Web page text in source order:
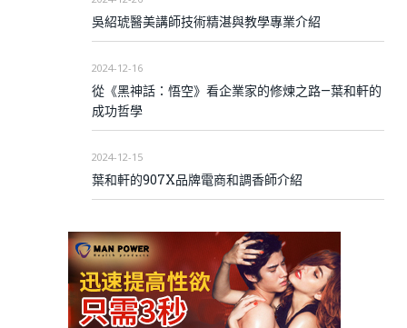
吳紹琥醫美講師技術精湛與教學專業介紹
2024-12-16
從《黑神話：悟空》看企業家的修煉之路—葉和軒的
成功哲學
2024-12-15
葉和軒的907X品牌電商和調香師介紹